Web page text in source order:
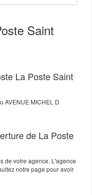
Saint
La Poste Saint
AVENUE MICHEL D
de La Poste
de votre agence. L'agence
notre page pour avoir